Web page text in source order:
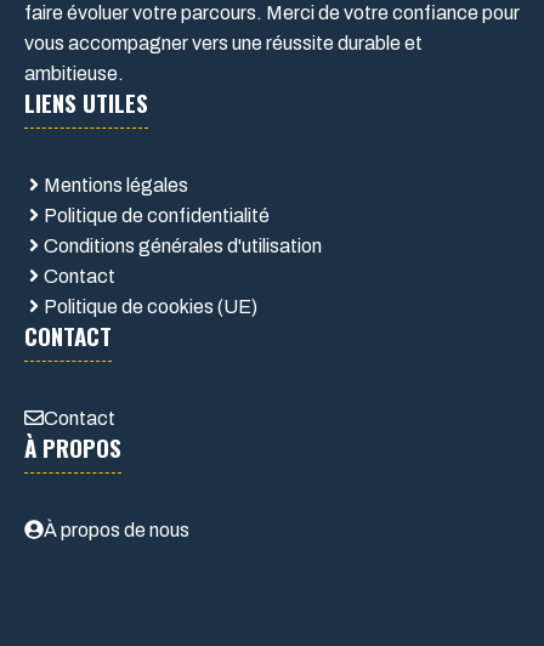
faire évoluer votre parcours. Merci de votre confiance pour
vous accompagner vers une réussite durable et
ambitieuse.
LIENS UTILES
Mentions légales
Politique de confidentialité
Conditions générales d'utilisation
Contact
Politique de cookies (UE)
CONTACT
Contact
À PROPOS
À propos de nous